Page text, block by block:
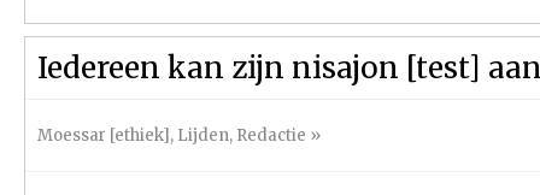
Iedereen kan zijn nisajon [test]
Moessar [ethiek], Lijden, Redactie »